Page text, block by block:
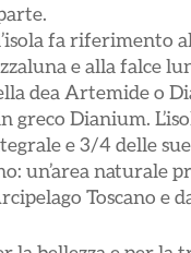
fa riferimento
e alla falce
dea Artemide o
greco Dianium.
e 3/4 delle
un’area naturale
Toscano e